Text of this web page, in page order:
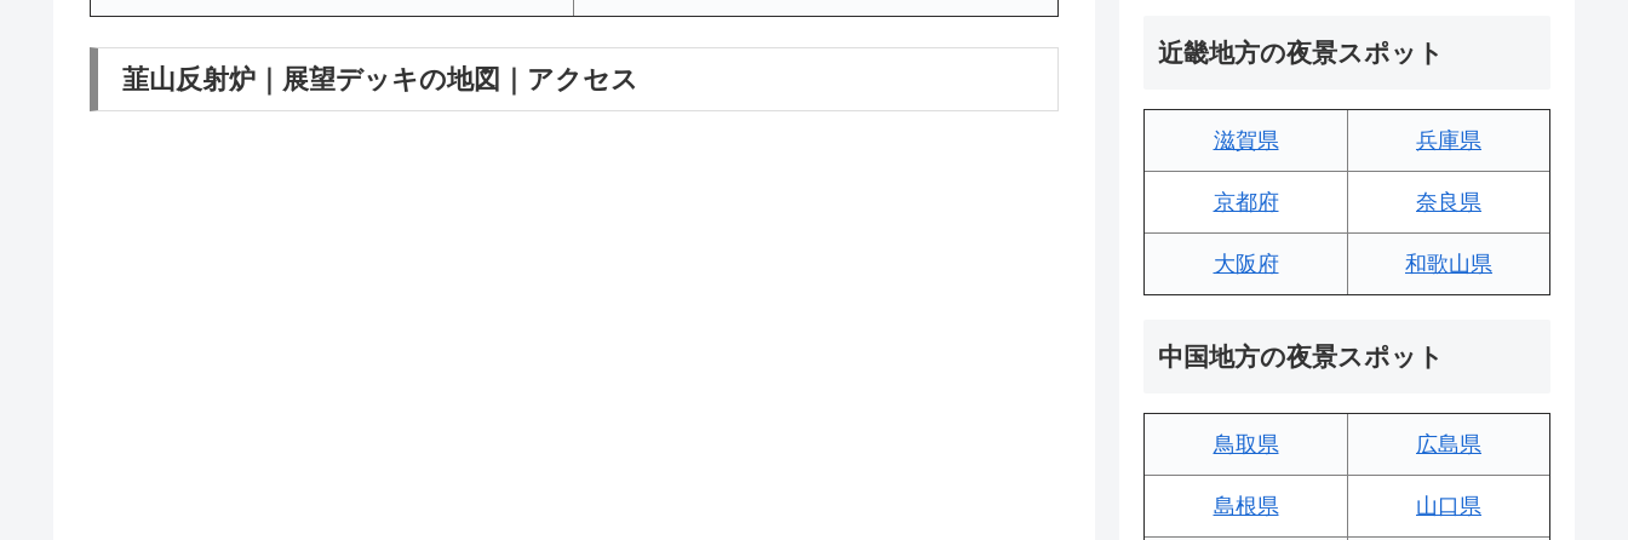
韮山反射炉｜展望デッキの地図｜アクセス
近畿地方の夜景スポット
滋賀県 兵庫県
京都府 奈良県
大阪府 和歌山県
中国地方の夜景スポット
鳥取県 広島県
島根県 山口県